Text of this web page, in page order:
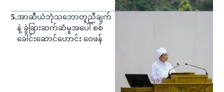
5.အာဆီယံဘုံသဘောတူညီချက်
နဲ့ ခွဲခြားဆက်ဆံမှုအပေါ် စစ်
ခေါင်းဆောင်ဟောင်း ဝေဖန်